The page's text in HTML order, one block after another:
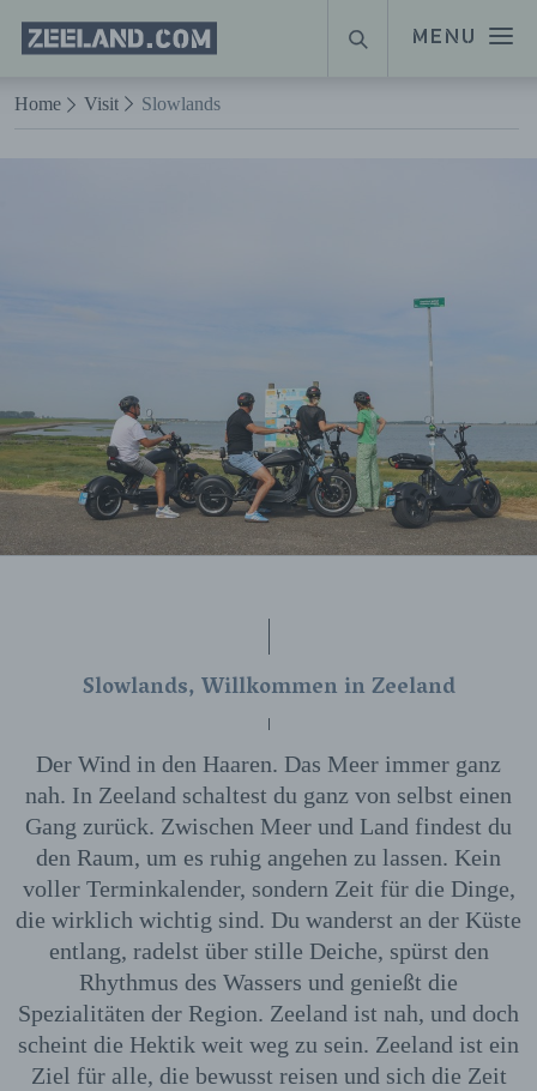
Naar hoofdinhoud
MENU
Homepage
Zeeland.com
SUCHE
Home Visit Slowlands
Slowlands, Willkommen in Zeeland
Der Wind in den Haaren. Das Meer immer ganz
nah. In Zeeland schaltest du ganz von selbst einen
Gang zurück. Zwischen Meer und Land findest du
den Raum, um es ruhig angehen zu lassen. Kein
voller Terminkalender, sondern Zeit für die Dinge,
die wirklich wichtig sind. Du wanderst an der Küste
entlang, radelst über stille Deiche, spürst den
Rhythmus des Wassers und genießt die
Spezialitäten der Region. Zeeland ist nah, und doch
scheint die Hektik weit weg zu sein. Zeeland ist ein
Ziel für alle, die bewusst reisen und sich die Zeit